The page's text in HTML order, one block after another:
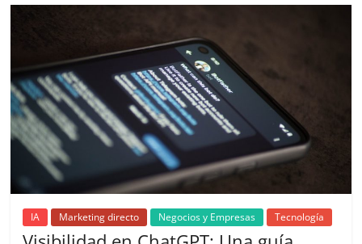
Artículos,
Gente,
Contenidos
de
Calidad,
Eventos
de
Marketing,
Mercadotecnia,
IA Marketing directo Negocios y Empresas Tecnología